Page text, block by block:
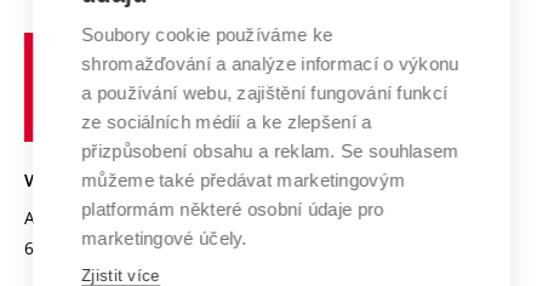
Systém zajišťování kvality výzkumu
Výzkumné infrastruktury
Transfer znalostí
Open Science
Projekty
Projekty ze strukturálních fondů
Specifický výzkum
Spolupráce se školami
Mezinárodní dohody
Univerzitní sítě
Profil univerzity
Udržitelná univerzita
Podnikavá univerzita / ContriBUTe
Bezpečná univerzita
Vyznamenání
Organizační struktura
učení
technické
Brně
VYSOKÉ UČENÍ TECHNICKÉ V BRNĚ
Antonínská 548/1
602 00 Brno
www.vut.cz
vut@vutbr.cz
Soubory cookie používáme ke
shromažďování a analýze informací o výkonu
a používání webu, zajištění fungování funkcí
ze sociálních médií a ke zlepšení a
přizpůsobení obsahu a reklam. Se souhlasem
můžeme také předávat marketingovým
platformám některé osobní údaje pro
marketingové účely.
Zjistit více